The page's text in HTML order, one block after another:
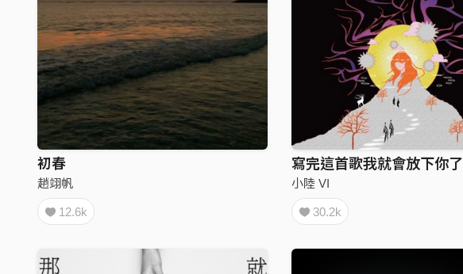
初春
趙翊帆
12.6k
寫完這首歌我就會放下你了
小陸 VI
30.2k